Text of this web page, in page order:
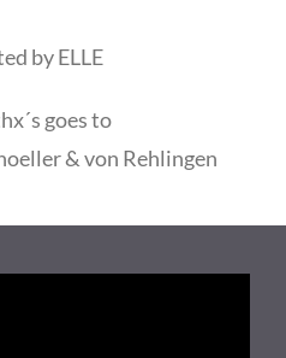
by ELLE
goes to
& von Rehlingen